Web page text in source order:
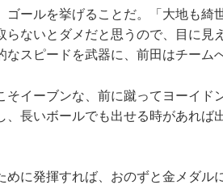
ールを挙げることだ。「大地も綺
ないとダメだと思うので、目に見
スピードを武器に、前田はチーム
そイーブンな、前に蹴ってヨーイド
長いボールでも出せる時があれば
に発揮すれば、おのずと金メダル